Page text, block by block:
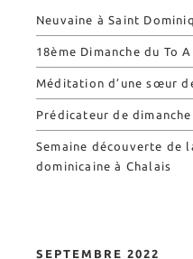
Neuvaine à Saint
18ème Dimanche du To A
Méditation d’une sœur
Prédicateur de
Semaine découverte de
dominicaine à Chalais
SEPTEMBRE 2022